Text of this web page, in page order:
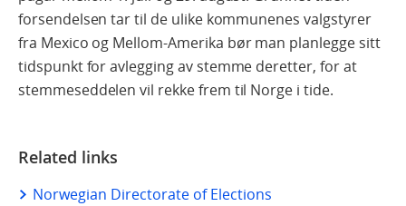
forsendelsen tar til de ulike kommunenes valgstyrer
fra Mexico og Mellom-Amerika bør man planlegge sitt
tidspunkt for avlegging av stemme deretter, for at
stemmeseddelen vil rekke frem til Norge i tide.
Related links
Norwegian Directorate of Elections